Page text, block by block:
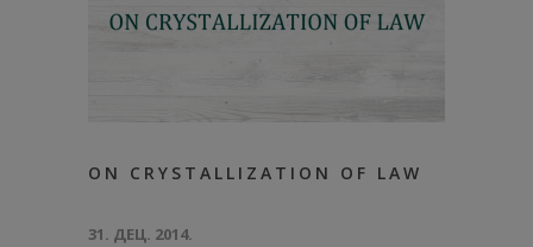
ON CRYSTALLIZATION OF LAW
31. ДЕЦ. 2014.